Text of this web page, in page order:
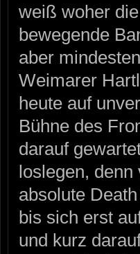
weiß woher
bewegende
aber
Weimarer
heute auf
Bühne des
darauf
loslegen, denn
absolute
bis sich erst
und kurz